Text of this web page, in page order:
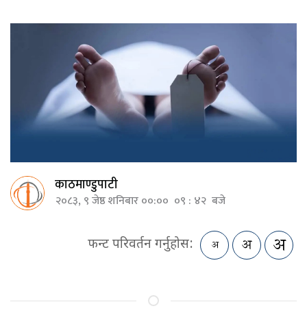
काठमाण्डुपाटी
२०८३, ९ जेष्ठ शनिबार ००:०० ०९ : ४२ बजे
फन्ट परिवर्तन गर्नुहोस: